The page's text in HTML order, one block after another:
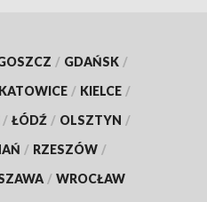
/ GDAŃSK /
KATOWICE / KIELCE /
/ ŁÓDŹ / OLSZTYN /
/ RZESZÓW /
/ WROCŁAW